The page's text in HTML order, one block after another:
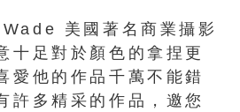
美國著名商業攝影
十足對於顏色的拿捏更
愛他的作品千萬不能錯
許多精采的作品，邀您